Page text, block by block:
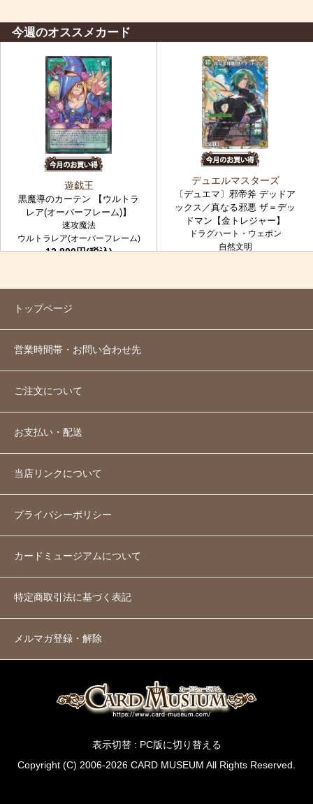
今週のオススメカード
遊戯王
黒魔導のカーテン 【ウルトラ
レア(オーバーフレーム)】
速攻魔法
ウルトラレア(オーバーフレーム)
12,800円(税込)
デュエルマスターズ
〔デュエマ〕邪帝斧 デッドア
ックス／真なる邪悪 ザ＝デッ
ドマン【金トレジャー】
ドラグハート・ウェポン
自然文明
トップページ
営業時間帯・お問い合わせ先
ご注文について
お支払い・配送
当店リンクについて
プライバシーポリシー
カードミュージアムについて
特定商取引法に基づく表記
メルマガ登録・解除
表示切替 : PC版に切り替える
Copyright (C) 2006-2026 CARD MUSEUM All Rights Reserved.